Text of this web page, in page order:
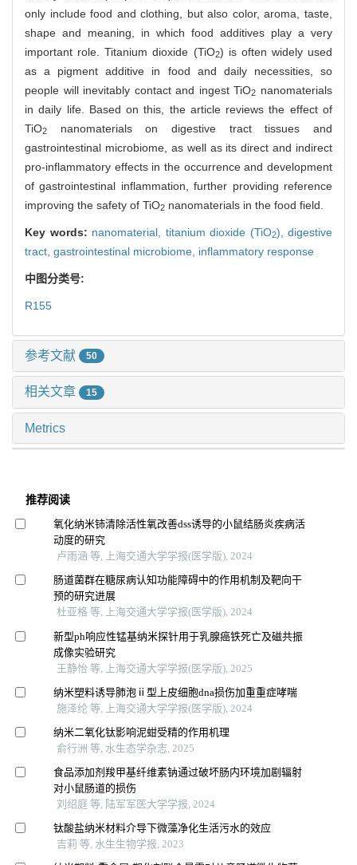
only include food and clothing, but also color, aroma, taste,
shape and meaning, in which food additives play a very
important role. Titanium dioxide (TiO2) is often widely used
as a pigment additive in food and daily necessities, so
people will inevitably contact and ingest TiO2 nanomaterials
in daily life. Based on this, the article reviews the effect of
TiO2
nanomaterials on digestive tract tissues and
gastrointestinal microbiome, as well as its direct and indirect
pro-inflammatory effects in the occurrence and development
of gastrointestinal inflammation, further providing reference
improving the safety of TiO2 nanomaterials in the food field.
Key words: nanomaterial, titanium dioxide (TiO2), digestive
tract, gastrointestinal microbiome, inflammatory response
中图分类号:
R155
参考文献 50
相关文章 15
Metrics
推荐阅读
氧化纳米铈清除活性氧改善dss诱导的小鼠结肠炎疾病活
动度的研究
卢雨涵 等, 上海交通大学学报(医学版), 2024
肠道菌群在糖尿病认知功能障碍中的作用机制及靶向干
预的研究进展
杜亚格 等, 上海交通大学学报(医学版), 2024
新型ph响应性锰基纳米探针用于乳腺癌铁死亡及磁共振
成像实验研究
王静怡 等, 上海交通大学学报(医学版), 2025
纳米塑料诱导肺泡ⅱ型上皮细胞dna损伤加重重症哮喘
施泽纶 等, 上海交通大学学报(医学版), 2024
纳米二氧化钛影响泥蚶受精的作用机理
俞行洲 等, 水生态学杂志, 2025
食品添加剂羧甲基纤维素钠通过破坏肠内环境加剧辐射
对小鼠肠道的损伤
刘绍庭 等, 陆军军医大学学报, 2024
钛酸盐纳米材料介导下微藻净化生活污水的效应
吉莉 等, 水生生物学报, 2023